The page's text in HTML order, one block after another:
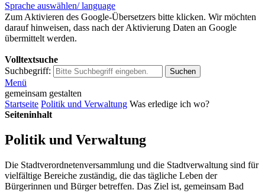
Sprache auswählen/ language
Zum Aktivieren des Google-Übersetzers bitte klicken. Wir möchten
darauf hinweisen, dass nach der Aktivierung Daten an Google
übermittelt werden.
Volltextsuche
Suchbegriff:
Suchen
Menü
gemeinsam gestalten
Startseite Politik und Verwaltung Was erledige ich wo?
Seiteninhalt
Politik und Verwaltung
Die Stadtverordnetenversammlung und die Stadtverwaltung sind für
vielfältige Bereiche zuständig, die das tägliche Leben der
Bürgerinnen und Bürger betreffen. Das Ziel ist, gemeinsam Bad